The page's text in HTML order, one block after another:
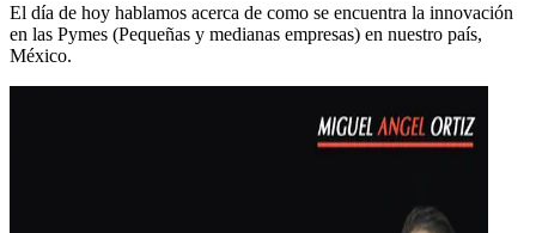
El día de hoy hablamos acerca de como se encuentra la innovación
en las Pymes (Pequeñas y medianas empresas) en nuestro país,
México.